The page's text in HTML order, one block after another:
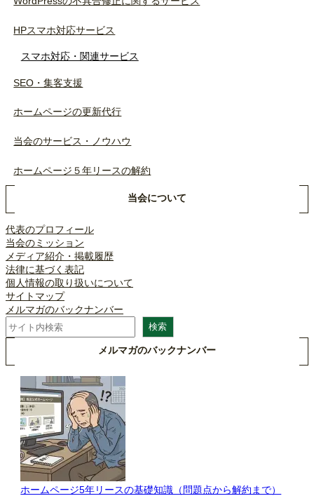
HPスマホ対応サービス
スマホ対応・関連サービス
SEO・集客支援
ホームページの更新代行
当会のサービス・ノウハウ
ホームページ５年リースの解約
当会について
代表のプロフィール
当会のミッション
メディア紹介・掲載履歴
法律に基づく表記
個人情報の取り扱いについて
サイトマップ
メルマガのバックナンバー
検
索
検索
メルマガのバックナンバー
ホームページ5年リースの基礎知識（問題点から解約まで）